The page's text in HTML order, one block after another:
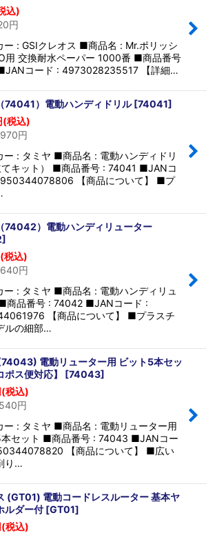
込)
円
: GSIクレオス ■商品名 : Mr.ポリッシ
用 交換耐水ペーパー 1000番 ■商品番号
コード : 4973028235517 【詳細…
74041）電動ハンディドリル[74041]
(税込)
円
: タミヤ ■商品名 : 電動ハンディドリ
てキット） ■商品番号 : 74041 ■JANコ
【商品について】 ■プ
74042）電動ハンディリューター
]
(税込)
円
: タミヤ ■商品名 : 電動ハンディリュ
商品番号 : 74042 ■JANコード :
【商品について】 ■プラスチ
ルの細部…
電動リューター用 ビット5本セッ
ポス便対応】
[74043]
(税込)
円
: タミヤ ■商品名 : 電動リューター用
本セット ■商品番号 : 74043 ■JANコー
【商品について】 ■広い
り…
(GT01) 電動コードレスルーター 基本ヤ
ルダー付[GT01]
(税込)